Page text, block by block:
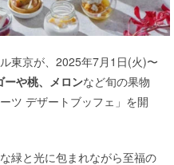
東京が、2025年7月1日(火)〜
ーや桃、メロンなど旬の果物
ツ デザートブッフェ」を開
緑と光に包まれながら至福の